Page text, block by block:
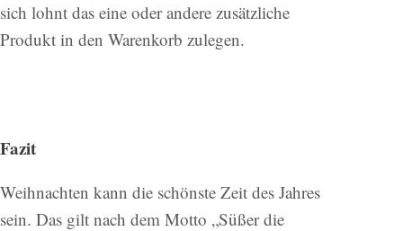
sich lohnt das eine oder andere zusätzliche
Produkt in den Warenkorb zulegen.
Fazit
Weihnachten kann die schönste Zeit des Jahres
sein. Das gilt nach dem Motto „Süßer die